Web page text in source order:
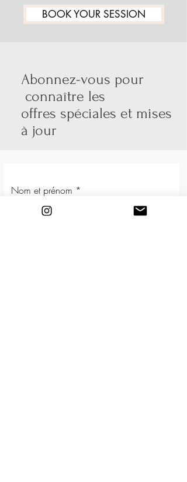
BOOK YOUR SESSION
Abonnez-vous pour
connaître les
offres spéciales et mises
à jour
Nom et prénom